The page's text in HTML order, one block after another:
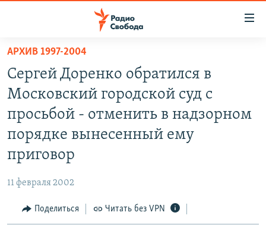
упрощенного
доступа
Вернуться
основному
содержанию
Вернутся
главной
навигации
Вернутся
ПОДКАСТЫ
АВТОРСКИЕ ПРОЕКТЫ
МНЕНИЯ
IDEL.РЕАЛИИ
КАВКАЗ.РЕАЛИИ
АРХИВ 1997-2004
Сергей Доренко обратился в
Московский городской суд с
просьбой - отменить в надзорном
порядке вынесенный ему
приговор
11 февраля 2002
Поделиться Читать без VPN